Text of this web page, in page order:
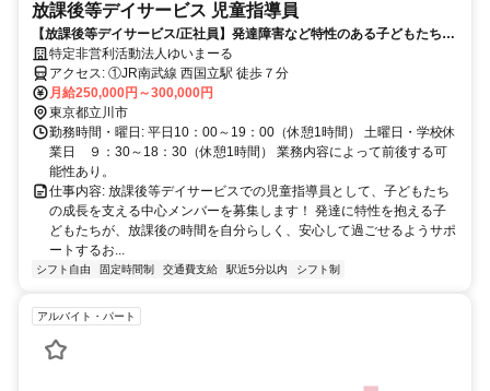
放課後等デイサービス 児童指導員
【放課後等デイサービス/正社員】発達障害など特性のある子どもたちの
発達段階や特性に合わせ、社会性や自立性を育むためのトレーニングサ
ポート！☆児童指導員未経験者・ブランクある方も歓迎！☆シフト柔軟
に対応します☆髪色,髪型,服装自由
特定非営利活動法人ゆいまーる
アクセス: ①JR南武線 西国立駅 徒歩７分
月給250,000円～300,000円
東京都立川市
勤務時間・曜日: 平日10：00～19：00（休憩1時間） 土曜日・学校休
業日 ９：30～18：30（休憩1時間） 業務内容によって前後する可
能性あり。
仕事内容: 放課後等デイサービスでの児童指導員として、子どもたち
の成長を支える中心メンバーを募集します！ 発達に特性を抱える子
どもたちが、放課後の時間を自分らしく、安心して過ごせるようサポ
ートするお...
シフト自由 固定時間制 交通費支給 駅近5分以内 シフト制
アルバイト・パート